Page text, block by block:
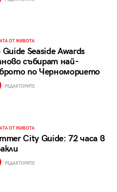
ОТ ЖИВОТА
Guide Seaside Awards
събират най-
по Черноморието
РЕДАКТОРИТЕ
ОТ ЖИВОТА
City Guide: 72 часа в
РЕДАКТОРИТЕ